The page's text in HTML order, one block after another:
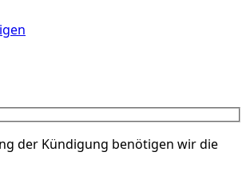
der Kündigung benötigen wir die